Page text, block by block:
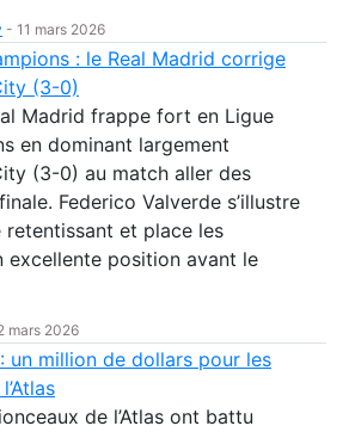
- 11 mars 2026
: le Real Madrid corrige
(3-0)
Madrid frappe fort en Ligue
en dominant largement
(3-0) au match aller des
Federico Valverde s’illustre
et place les
excellente position avant le
mars 2026
un million de dollars pour les
de l’Atlas ont battu